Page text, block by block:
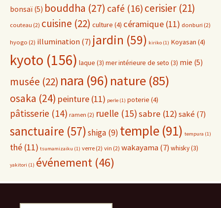
bonsaï (5) bouddha (27) café (16) cerisier (21)
couteau (2) cuisine (22) culture (4) céramique (11) donburi (2)
hyogo (2) illumination(7) jardin (59) kiriko (1) Koyasan (4)
kyoto (156) laque (3) mer intérieure de seto (3) mie (5)
musée (22) nara (96) nature (85)
osaka (24) peinture (11) perle (1) poterie (4)
pâtisserie (14) ramen (2) ruelle (15)sabre (12)saké (7)
sanctuaire (57) shiga (9) temple (91) tempura (1)
thé (11) tsumamizaiku (1) verre(2) vin (2) wakayama(7) whisky(3)
yakitori (1) événement (46)